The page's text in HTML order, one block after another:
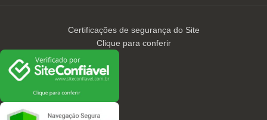
Certificações de segurança do Site
Clique para conferir